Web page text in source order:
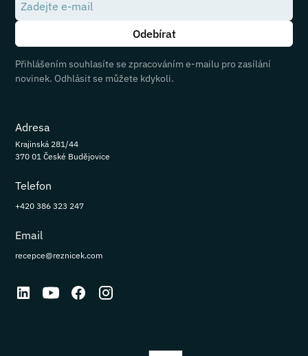
Přihlášením souhlasíte se zpracováním e-mailu pro zasílání
novinek. Odhlásit se můžete kdykoli.
Adresa
Krajinská 281/44
370 01 České Budějovice
Telefon
+420 386 323 247
Email
recepce@reznicek.com